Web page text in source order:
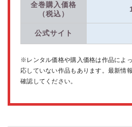
全巻購入価格
（税込）
公式サイト
※レンタル価格や購入価格は作品によ
応していない作品もあります。最新情
確認してください。